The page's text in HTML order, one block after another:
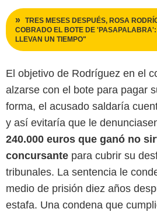
TRES MESES DESPUÉS, ROSA
COBRADO EL BOTE DE
LLEVAN UN TIEMPO"
El objetivo de Rodríguez en el
alzarse con el bote para pagar
forma, el acusado saldaría
y así evitaría que le
240.000 euros que ganó no
concursante para cubrir su
tribunales. La sentencia le
medio de prisión diez años
estafa. Una condena que